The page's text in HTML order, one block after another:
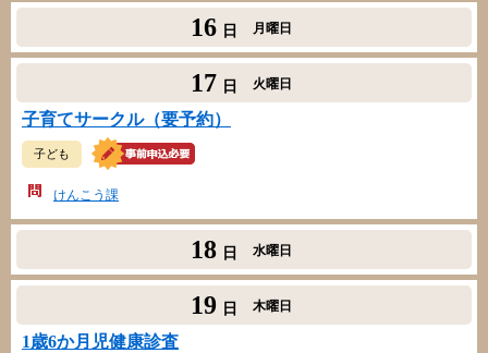
16 日 月曜日
17 日 火曜日
子育てサークル（要予約）
子ども
けんこう課
18 日 水曜日
19 日 木曜日
1歳6か月児健康診査